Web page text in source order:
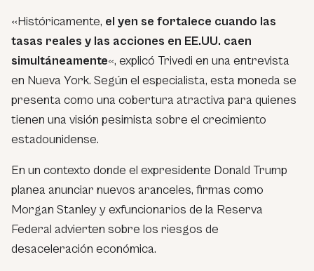
«Históricamente, el yen se fortalece cuando las
tasas reales y las acciones en EE.UU. caen
simultáneamente«, explicó Trivedi en una entrevista
en Nueva York. Según el especialista, esta moneda se
presenta como una cobertura atractiva para quienes
tienen una visión pesimista sobre el crecimiento
estadounidense.
En un contexto donde el expresidente Donald Trump
planea anunciar nuevos aranceles, firmas como
Morgan Stanley y exfuncionarios de la Reserva
Federal advierten sobre los riesgos de
desaceleración económica.